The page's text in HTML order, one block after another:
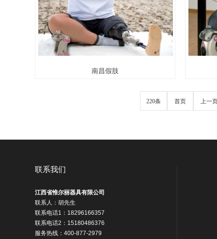
南昌假肢
220条 首页 上一
联系我们
江西省惟尔丽器具有限公司
联系人：胡先生
联系电话1：18296166357
联系电话2：15180486376
服务热线：400-877-2979